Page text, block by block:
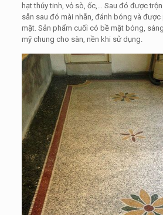
hạt thủy tinh, vỏ sò, ốc,… Sau đó được
sẵn sau đó mài nhẵn, đánh bóng và
mặt. Sản phẩm cuối có bề mặt bóng,
mỹ chung cho sàn, nền khi sử dụng.